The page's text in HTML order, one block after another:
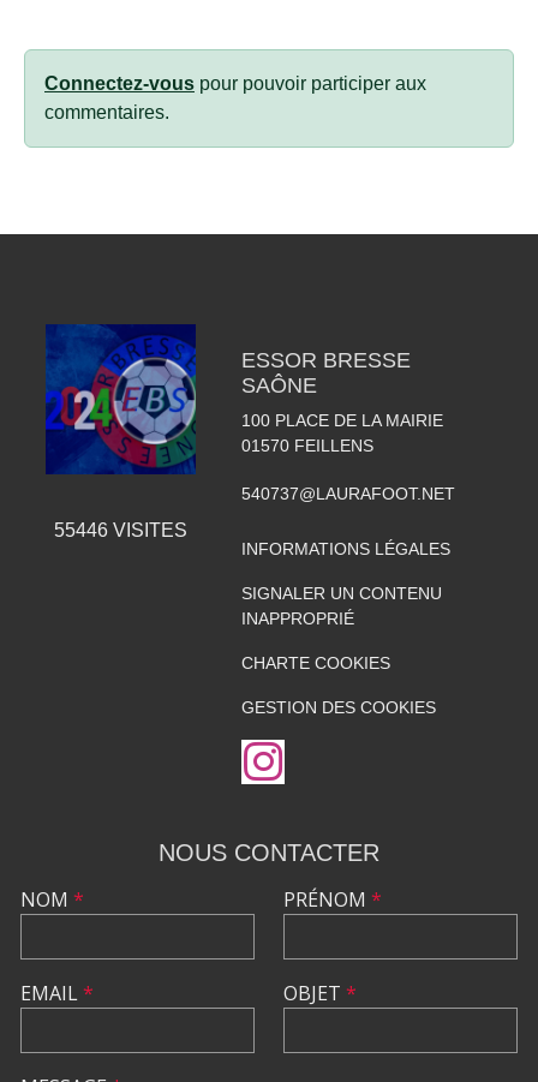
Connectez-vous pour pouvoir participer aux
commentaires.
55446VISITES
ESSOR BRESSE
SAÔNE
100 PLACE DE LA MAIRIE
01570 FEILLENS
540737@LAURAFOOT.NET
INFORMATIONS LÉGALES
SIGNALER UN CONTENU
INAPPROPRIÉ
CHARTE COOKIES
GESTION DES COOKIES
NOUS CONTACTER
NOM *
EMAIL*
PRÉNOM *
OBJET *